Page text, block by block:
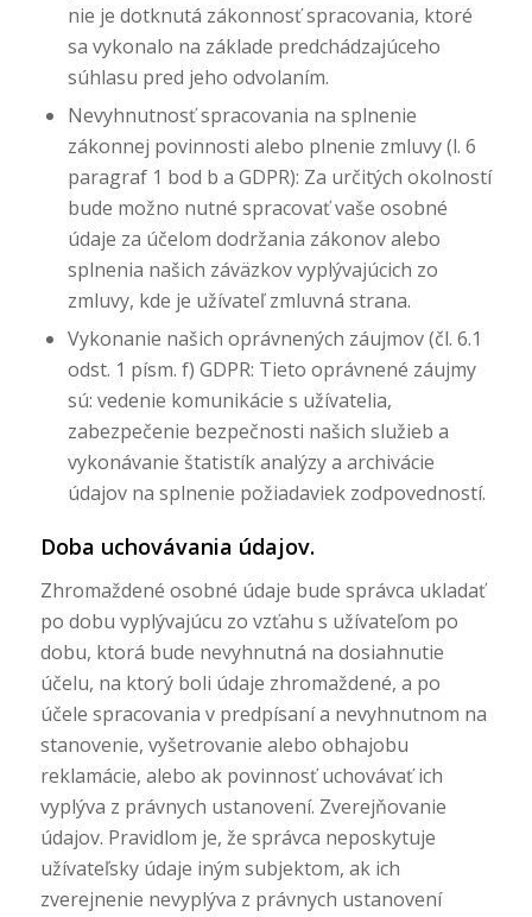
nie je dotknutá zákonnosť spracovania, ktoré
sa vykonalo na základe predchádzajúceho
súhlasu pred jeho odvolaním.
Nevyhnutnosť spracovania na splnenie
zákonnej povinnosti alebo plnenie zmluvy (l. 6
paragraf 1 bod b a GDPR): Za určitých okolností
bude možno nutné spracovať vaše osobné
údaje za účelom dodržania zákonov alebo
splnenia našich záväzkov vyplývajúcich zo
zmluvy, kde je užívateľ zmluvná strana.
Vykonanie našich oprávnených záujmov (čl. 6.1
odst. 1 písm. f) GDPR: Tieto oprávnené záujmy
sú: vedenie komunikácie s užívatelia,
zabezpečenie bezpečnosti našich služieb a
vykonávanie štatistík analýzy a archivácie
údajov na splnenie požiadaviek zodpovedností.
Doba uchovávania údajov.
Zhromaždené osobné údaje bude správca ukladať
po dobu vyplývajúcu zo vzťahu s užívateľom po
dobu, ktorá bude nevyhnutná na dosiahnutie
účelu, na ktorý boli údaje zhromaždené, a po
účele spracovania v predpísaní a nevyhnutnom na
stanovenie, vyšetrovanie alebo obhajobu
reklamácie, alebo ak povinnosť uchovávať ich
vyplýva z právnych ustanovení. Zverejňovanie
údajov. Pravidlom je, že správca neposkytuje
užívateľsky údaje iným subjektom, ak ich
zverejnenie nevyplýva z právnych ustanovení